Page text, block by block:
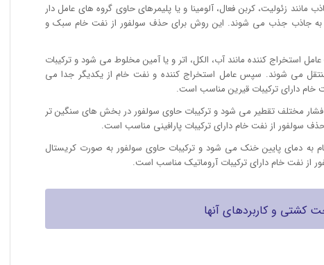
زئولیت، کربن فعال، آلومینا و یا پلیمرهای حاوی گروه های عامل دار
به جاذب جذب می شوند. این روش برای حذف سولفور از نفت خام سبک و
استخراج کننده مانند آب، الکل، اتر و یا آمین مخلوط می شود و ترکیبات
می شوند. سپس عامل استخراج کننده و نفت خام از یکدیگر جدا می
دارای ترکیبات قیرین مناسب است.
فشار مختلف تقطیر می شود و ترکیبات حاوی سولفور در بخش های سنگین تر
سولفور از نفت خام دارای ترکیبات پارافینی مناسب است.
به دمای پایین خنک می شود و ترکیبات حاوی سولفور به صورت کریستال
نفت خام دارای ترکیبات آروماتیک مناسب است.
کشتی و کاربردهای آنها